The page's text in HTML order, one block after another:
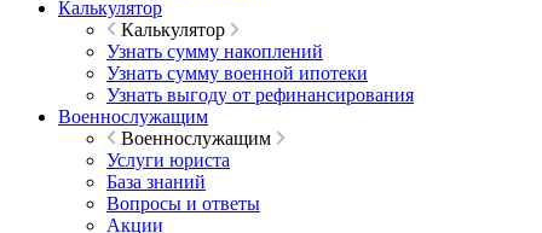
Калькулятор
Калькулятор
Узнать сумму накоплений
Узнать сумму военной ипотеки
Узнать выгоду от рефинансирования
Военнослужащим
Военнослужащим
Услуги юриста
База знаний
Вопросы и ответы
Акции